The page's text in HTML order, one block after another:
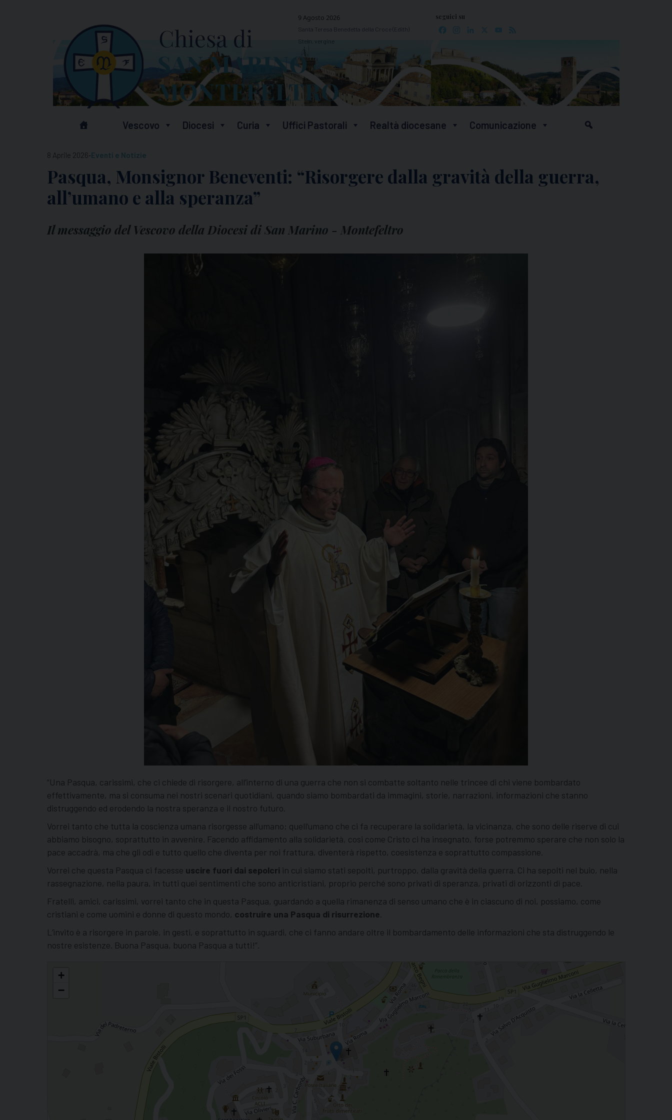
9 Agosto 2026
Santa Teresa Benedetta della Croce (Edith)
Stein, vergine
seguici su
Facebook
Instagram
LinkedIn YouTube
Vescovo Diocesi Curia Uffici Pastorali Realtà diocesane Comunicazione
8 Aprile 2026-Eventi e Notizie
Pasqua, Monsignor Beneventi: “Risorgere dalla gravità della guerra,
all’umano e alla speranza”
Il messaggio del Vescovo della Diocesi di San Marino - Montefeltro
“Una Pasqua, carissimi, che ci chiede di risorgere, all’interno di una guerra che non si combatte soltanto nelle trincee di chi viene bombardato
effettivamente, ma si consuma nei nostri scenari quotidiani, quando siamo bombardati da immagini, storie, narrazioni, informazioni che stanno
distruggendo ed erodendo la nostra speranza e il nostro futuro.
Vorrei tanto che tutta la coscienza umana risorgesse all’umano; quell’umano che ci fa recuperare la solidarietà, la vicinanza, che sono delle riserve di cui
abbiamo bisogno, soprattutto in avvenire. Facendo affidamento alla solidarietà, cosi come Cristo ci ha insegnato, forse potremmo sperare che non solo la
pace accadrà, ma che gli odi e tutto quello che diventa per noi frattura, diventerà rispetto, coesistenza e soprattutto compassione.
Vorrei che questa Pasqua ci facesse uscire fuori dai sepolcri in cui siamo stati sepolti, purtroppo, dalla gravità della guerra. Ci ha sepolti nel buio, nella
rassegnazione, nella paura, in tutti quei sentimenti che sono anticristiani, proprio perché sono privati di speranza, privati di orizzonti di pace.
Fratelli, amici, carissimi, vorrei tanto che in questa Pasqua, guardando a quella rimanenza di senso umano che è in ciascuno di noi, possiamo, come
cristiani e come uomini e donne di questo mondo, costruire una Pasqua di risurrezione
L’invito è a risorgere in parole, in gesti, e soprattutto in sguardi, che ci fanno andare oltre il bombardamento delle informazioni che sta distruggendo le
nostre esistenze. Buona Pasqua, buona Pasqua a tutti!”.
+
−